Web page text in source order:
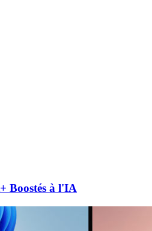
Boostés à l'IA